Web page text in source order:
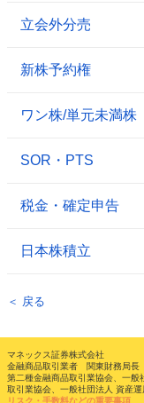
立会外分売
新株予約権
ワン株/単元未満株
SOR・PTS
税金・確定申告
日本株積立
＜ 戻る
マネックス証券株式会社
金融商品取引業者 関東財務局長
第二種金融商品取引業協会、一
取引業協会、一般社団法人 資産
リスク・手数料などの重要事項